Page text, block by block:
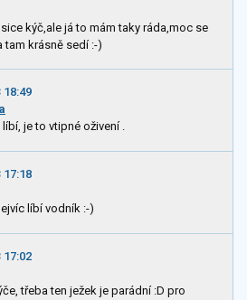
kýč,ale já to mám taky ráda,moc se
tam krásně sedí :-)
18:49
je to vtipné oživení .
17:18
líbí vodník :-)
17:02
třeba ten ježek je parádní :D pro